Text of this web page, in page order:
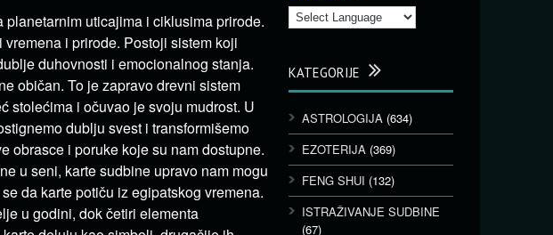
uticajima i ciklusima prirode.
i prirode. Postoji sistem koji
duhovnosti i emocionalnog stanja.
običan. To je zapravo drevni sistem
stolećima i očuvao je svoju mudrost. U
dublju svest i transformišemo
obrasce i poruke koje su nam dostupne.
u seni, karte sudbine upravo nam mogu
da karte potiču iz egipatskog vremena.
u godini, dok četiri elementa
KATEGORIJE
ASTROLOGIJA (634)
EZOTERIJA (369)
FENG SHUI (132)
ISTRAŽIVANJE SUDBINE
(67)